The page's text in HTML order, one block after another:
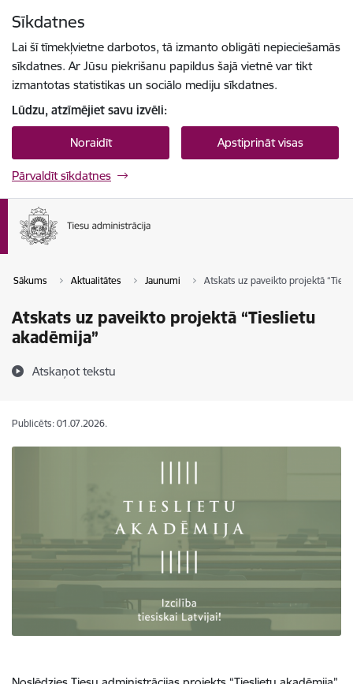
Sīkdatnes
Lai šī tīmekļvietne darbotos, tā izmanto obligāti nepieciešamās
sīkdatnes. Ar Jūsu piekrišanu papildus šajā vietnē var tikt
izmantotas statistikas un sociālo mediju sīkdatnes.
Lūdzu, atzīmējiet savu izvēli:
Noraidīt Apstiprināt visas
Pārvaldīt sīkdatnes
Sākums Aktualitātes Jaunumi Atskats uz paveikto projektā
Atskats uz paveikto projektā “Tieslietu
akadēmija”
Atskaņot tekstu
Publicēts: 01.07.2026.